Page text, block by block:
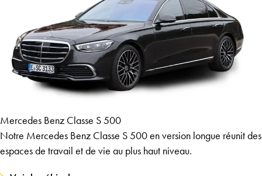
Mercedes Benz Classe S 500
Notre Mercedes Benz Classe S 500 en version longue réunit des
espaces de travail et de vie au plus haut niveau.